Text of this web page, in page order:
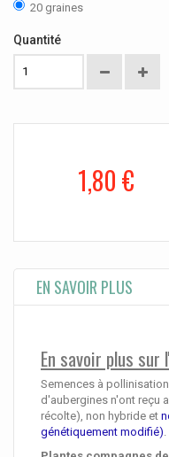
20 graines
Quantité
1,80 €
EN SAVOIR PLUS
En savoir plus sur
Semences à
d'aubergines n'ont reçu
récolte), non hybride et
génétiquement modifié)